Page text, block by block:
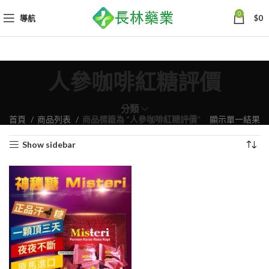
導航 0 $0
人參咖啡紅糖評價
分類
首頁 商品列表 商品標籤為 “人參咖啡紅糖評價” 顯示單一結果
Show sidebar